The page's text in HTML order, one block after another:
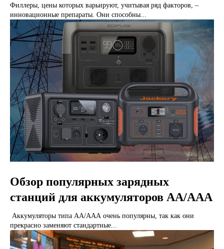
Филлеры, цены которых варьируют, учитывая ряд факторов, –
инновационные препараты. Они способны...
Обзор популярных зарядных
станций для аккумуляторов АА/ААА
Аккумуляторы типа АА/ААА очень популярны, так как они
прекрасно заменяют стандартные...